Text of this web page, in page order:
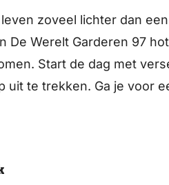
zoveel lichter dan
De Werelt Garderen 97
Start de dag met
uit te trekken. Ga je voor